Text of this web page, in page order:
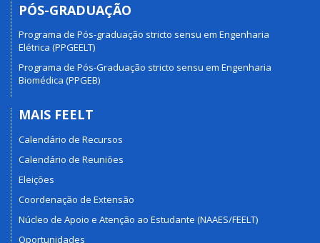
PÓS-GRADUAÇÃO
Programa de Pós-graduação stricto sensu em Engenharia
Elétrica (PPGEELT)
Programa de Pós-Graduação stricto sensu em Engenharia
Biomédica (PPGEB)
MAIS FEELT
Calendário de Recursos
Calendário de Reuniões
Eleições
Coordenação de Extensão
Núcleo de Apoio e Atenção ao Estudante (NAAES/FEELT)
Oportunidades